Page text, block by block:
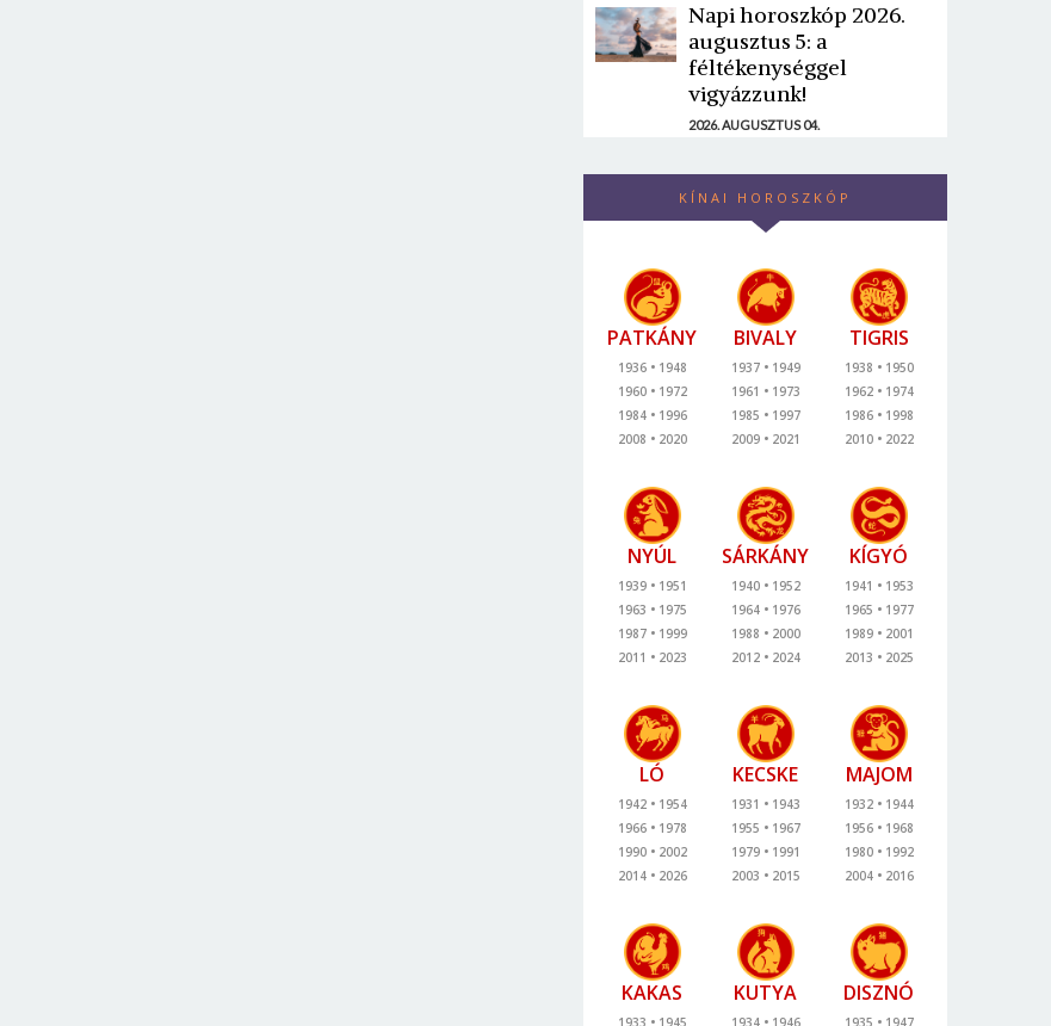
Napi horoszkóp 2026.
augusztus 5: a
féltékenységgel
vigyázzunk!
2026. AUGUSZTUS 04.
KÍNAI HOROSZKÓP
PATKÁNY
1936
1948
1960
1972
1984
1996
2008
2020
BIVALY
1937
1949
1961
1973
1985
1997
2009
2021
TIGRIS
1938
1950
1962
1974
1986
1998
2010
2022
NYÚL
1939
1951
1963
1975
1987
1999
2011
2023
SÁRKÁNY
1940
1952
1964
1976
1988
2000
2012
2024
KÍGYÓ
1941
1953
1965
1977
1989
2001
2013
2025
LÓ
1942
1954
1966
1978
1990
2002
2014
2026
KECSKE
1931
1943
1955
1967
1979
1991
2003
2015
MAJOM
1932
1944
1956
1968
1980
1992
2004
2016
KAKAS KUTYA DISZNÓ